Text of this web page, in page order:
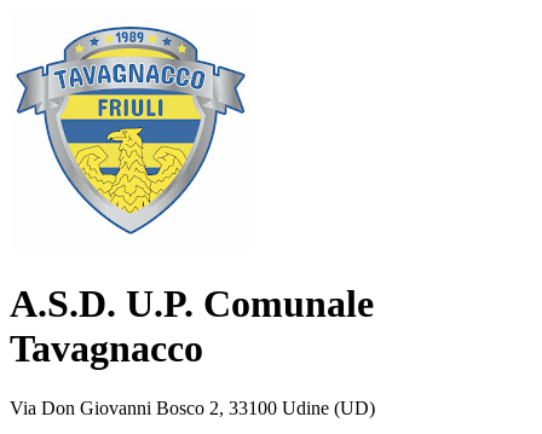
A.S.D. U.P. Comunale
Tavagnacco
Via Don Giovanni Bosco 2, 33100 Udine (UD)